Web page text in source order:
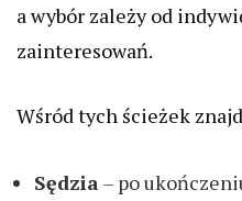
a wybór zależy od
zainteresowań.
Wśród tych ścieżek
Sędzia – po